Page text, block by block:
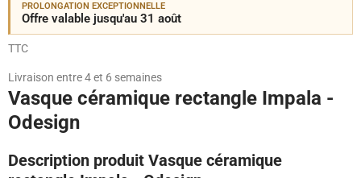
PROLONGATION EXCEPTIONNELLE
Offre valable jusqu'au 31 août
TTC
Livraison entre 4 et 6 semaines
Vasque céramique rectangle Impala -
Odesign
Description produit Vasque céramique